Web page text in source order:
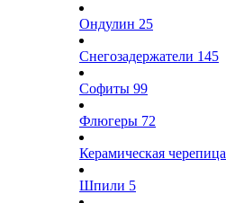
Ондулин 25
Снегозадержатели 145
Софиты 99
Флюгеры 72
Керамическая черепица
Шпили 5